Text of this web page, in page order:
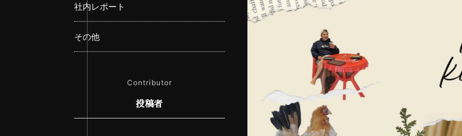
社内レポート
その他
Contributor
投稿者